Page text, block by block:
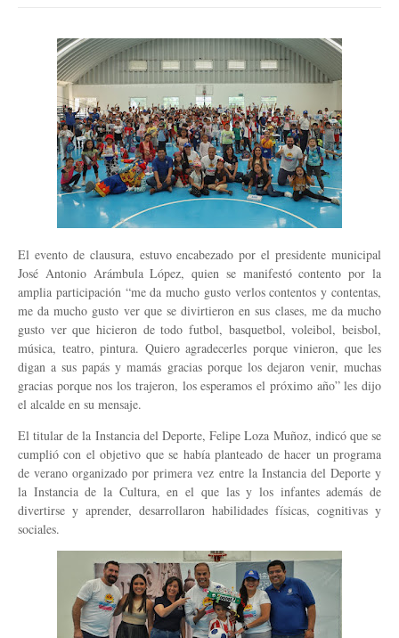
El evento de clausura, estuvo encabezado por el presidente municipal
José Antonio Arámbula López, quien se manifestó contento por la
amplia participación “me da mucho gusto verlos contentos y contentas,
me da mucho gusto ver que se divirtieron en sus clases, me da mucho
gusto ver que hicieron de todo futbol, basquetbol, voleibol, beisbol,
música, teatro, pintura. Quiero agradecerles porque vinieron, que les
digan a sus papás y mamás gracias porque los dejaron venir, muchas
gracias porque nos los trajeron, los esperamos el próximo año” les dijo
el alcalde en su mensaje.
El titular de la Instancia del Deporte, Felipe Loza Muñoz, indicó que se
cumplió con el objetivo que se había planteado de hacer un programa
de verano organizado por primera vez entre la Instancia del Deporte y
la Instancia de la Cultura, en el que las y los infantes además de
divertirse y aprender, desarrollaron habilidades físicas, cognitivas y
sociales.